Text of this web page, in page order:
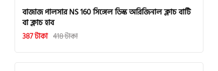
বাজাজ পালসার NS 160 সিঙ্গেল ডিস্ক অরিজিনাল ক্লাচ বাটি
বা ক্লাচ হাব
387 টাকা 418 টাকা